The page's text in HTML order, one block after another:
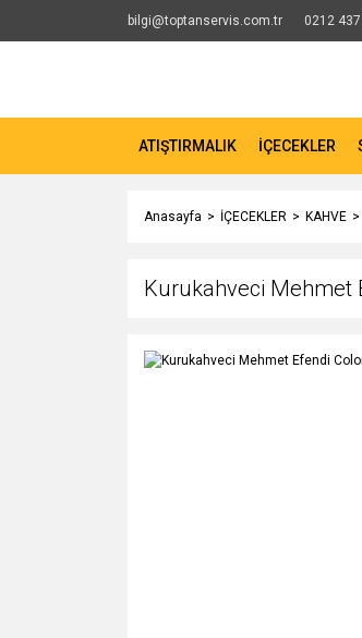
bilgi@toptanservis.com.tr 0212
ATIŞTIRMALIK İÇECEKLER
Anasayfa İÇECEKLER KAHVE
Kurukahveci Mehmet